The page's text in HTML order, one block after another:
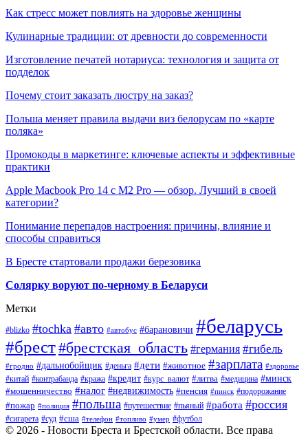
Как стресс может повлиять на здоровье женщины
Кулинарные традиции: от древности до современности
Изготовление печатей нотариуса: технология и защита от
подделок
Почему стоит заказать люстру на заказ?
Польша меняет правила выдачи виз белорусам по «карте
поляка»
Промокоды в маркетинге: ключевые аспекты и эффективные
практики
Apple Macbook Pro 14 с M2 Pro — обзор. Лучший в своей
категории?
Понимание перепадов настроения: причины, влияние и
способы справиться
В Бресте стартовали продажи березовика
Солярку воруют по-черному в Беларуси
Метки
#blizko #tochka #авто #автобус #барановичи #беларусь
#брест#брестская_область #германия #гибель
#гродно #дальнобойщик #деньга #дети #животное #зарплата #здоровье
#китай #контрабанда #кража #кредит #курс_валют #литва #медицина #минск
#мошенничество #налог #недвижимость #пенсия #пинск #подорожание
#пожар #полиция #польша #путешествие #пьяный #работа #россия
#сигарета #суд #сша #телефон #топливо #умер #футбол
© 2026 - Новости Бреста и Брестской области. Все права